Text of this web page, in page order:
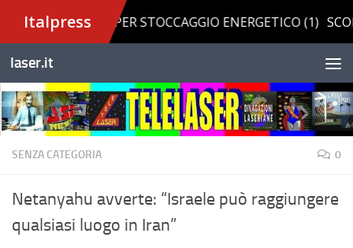
Salta al contenuto
laser.it
SENZA CATEGORIA 0
Netanyahu avverte: “Israele può raggiungere
qualsiasi luogo in Iran”